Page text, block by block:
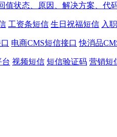
值状态、原因、解决方案、代
工资条短信 生日祝福短信 入
电商CMS短信接口 快消品
视频短信 短信验证码 营销短